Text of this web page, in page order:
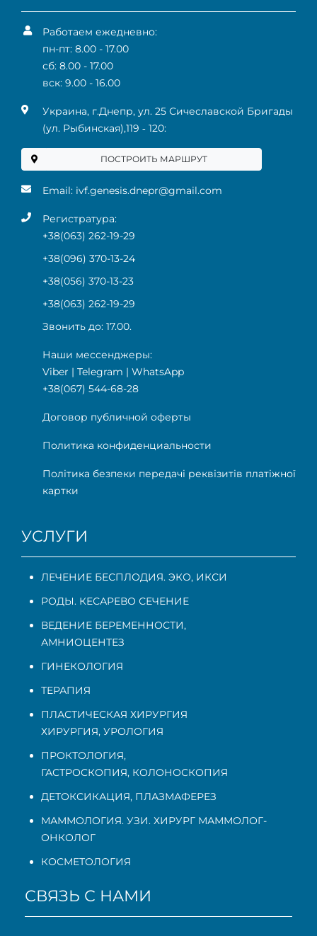
Работаем ежедневно:
пн-пт: 8.00 - 17.00
сб: 8.00 - 17.00
вск: 9.00 - 16.00
Украина, г.Днепр, ул. 25 Сичеславской Бригады
(ул. Рыбинская),119 ‑ 120:
ПОСТРОИТЬ МАРШРУТ
Email: ivf.genesis.dnepr@gmail.com
Регистратура:
+38(063) 262-19-29
+38(096) 370-13-24
+38(056) 370-13-23
+38(063) 262-19-29
Звонить до: 17.00.
Наши мессенджеры:
Viber | Telegram | WhatsApp
+38(067) 544-68-28
Договор публичной оферты
Политика конфиденциальности
Політика безпеки передачі реквізитів платіжної
картки
УСЛУГИ
ЛЕЧЕНИЕ БЕСПЛОДИЯ. ЭКО, ИКСИ
РОДЫ. КЕСАРЕВО СЕЧЕНИЕ
ВЕДЕНИЕ БЕРЕМЕННОСТИ,
АМНИОЦЕНТЕЗ
ГИНЕКОЛОГИЯ
ТЕРАПИЯ
ПЛАСТИЧЕСКАЯ ХИРУРГИЯ
ХИРУРГИЯ, УРОЛОГИЯ
ПРОКТОЛОГИЯ,
ГАСТРОСКОПИЯ, КОЛОНОСКОПИЯ
ДЕТОКСИКАЦИЯ, ПЛАЗМАФЕРЕЗ
МАММОЛОГИЯ. УЗИ. ХИРУРГ МАММОЛОГ-
ОНКОЛОГ
КОСМЕТОЛОГИЯ
СВЯЗЬ С НАМИ